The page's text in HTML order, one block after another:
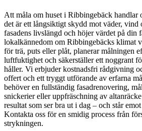
Att måla om huset i Ribbingebäck handlar
det är ett långsiktigt skydd mot väder,
fasadens livslängd och höjer värdet på din
lokalkännedom om Ribbingebäcks klimat
för trä, puts eller plåt, planerar målningen
luftfuktighet och säkerställer ett noggrant
håller. Vi erbjuder kostnadsfri rådgivning
offert och ett tryggt utförande av erfarna
behöver en fullständig fasadrenovering,
snickerier eller uppfräschning av
resultat som ser bra ut i dag – och står
Kontakta oss för en smidig process från
strykningen.